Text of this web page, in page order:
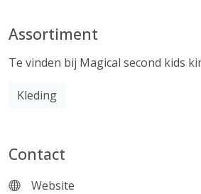
Assortiment
Te vinden bij Magical second kids
Kleding
Contact
Website